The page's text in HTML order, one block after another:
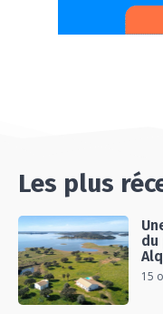
UN
07:19
Les plus
du
15